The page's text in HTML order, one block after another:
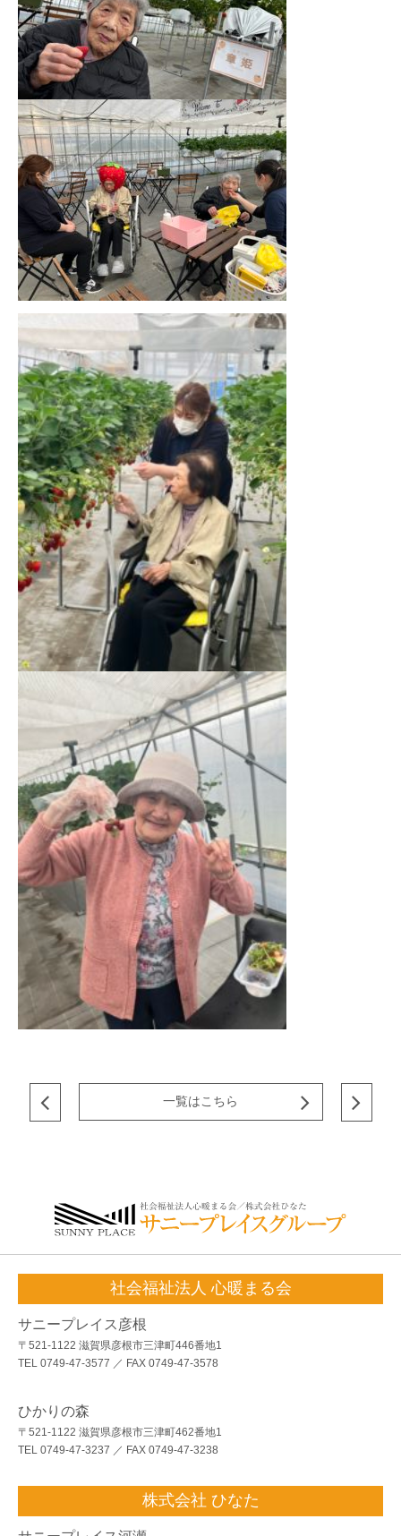
一覧はこちら
社会福祉法人 心暖まる会
サニープレイス彦根
〒521-1122 滋賀県彦根市三津町446番地1
TEL 0749-47-3577 ／ FAX 0749-47-3578
ひかりの森
〒521-1122 滋賀県彦根市三津町462番地1
TEL 0749-47-3237 ／ FAX 0749-47-3238
株式会社 ひなた